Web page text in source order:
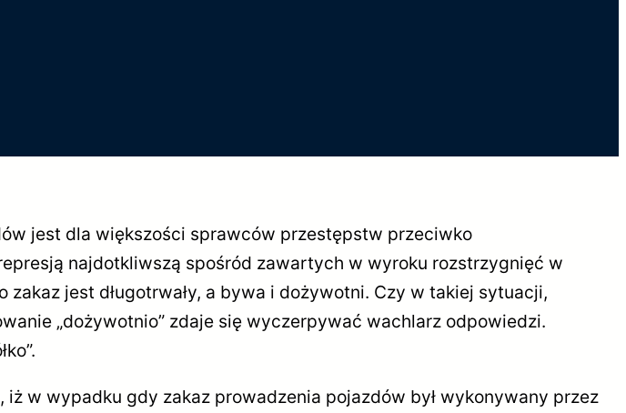
jest dla większości sprawców przestępstw przeciwko
najdotkliwszą spośród zawartych w wyroku rozstrzygnięć w
jest długotrwały, a bywa i dożywotni. Czy w takiej sytuacji,
„dożywotnio” zdaje się wyczerpywać wachlarz odpowiedzi.
wypadku gdy zakaz prowadzenia pojazdów był wykonywany przez